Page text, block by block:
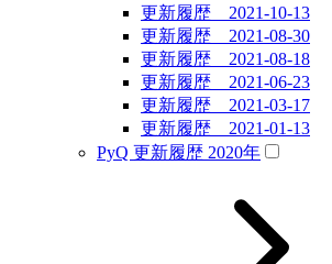
更新履歴 2021-10-13
更新履歴 2021-08-30
更新履歴 2021-08-18
更新履歴 2021-06-23
更新履歴 2021-03-17
更新履歴 2021-01-13
PyQ 更新履歴 2020年